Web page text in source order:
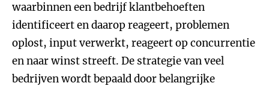
waarbinnen een bedrijf klantbehoeften
identificeert en daarop reageert, problemen
oplost, input verwerkt, reageert op concurrentie
en naar winst streeft. De strategie van veel
bedrijven wordt bepaald door belangrijke